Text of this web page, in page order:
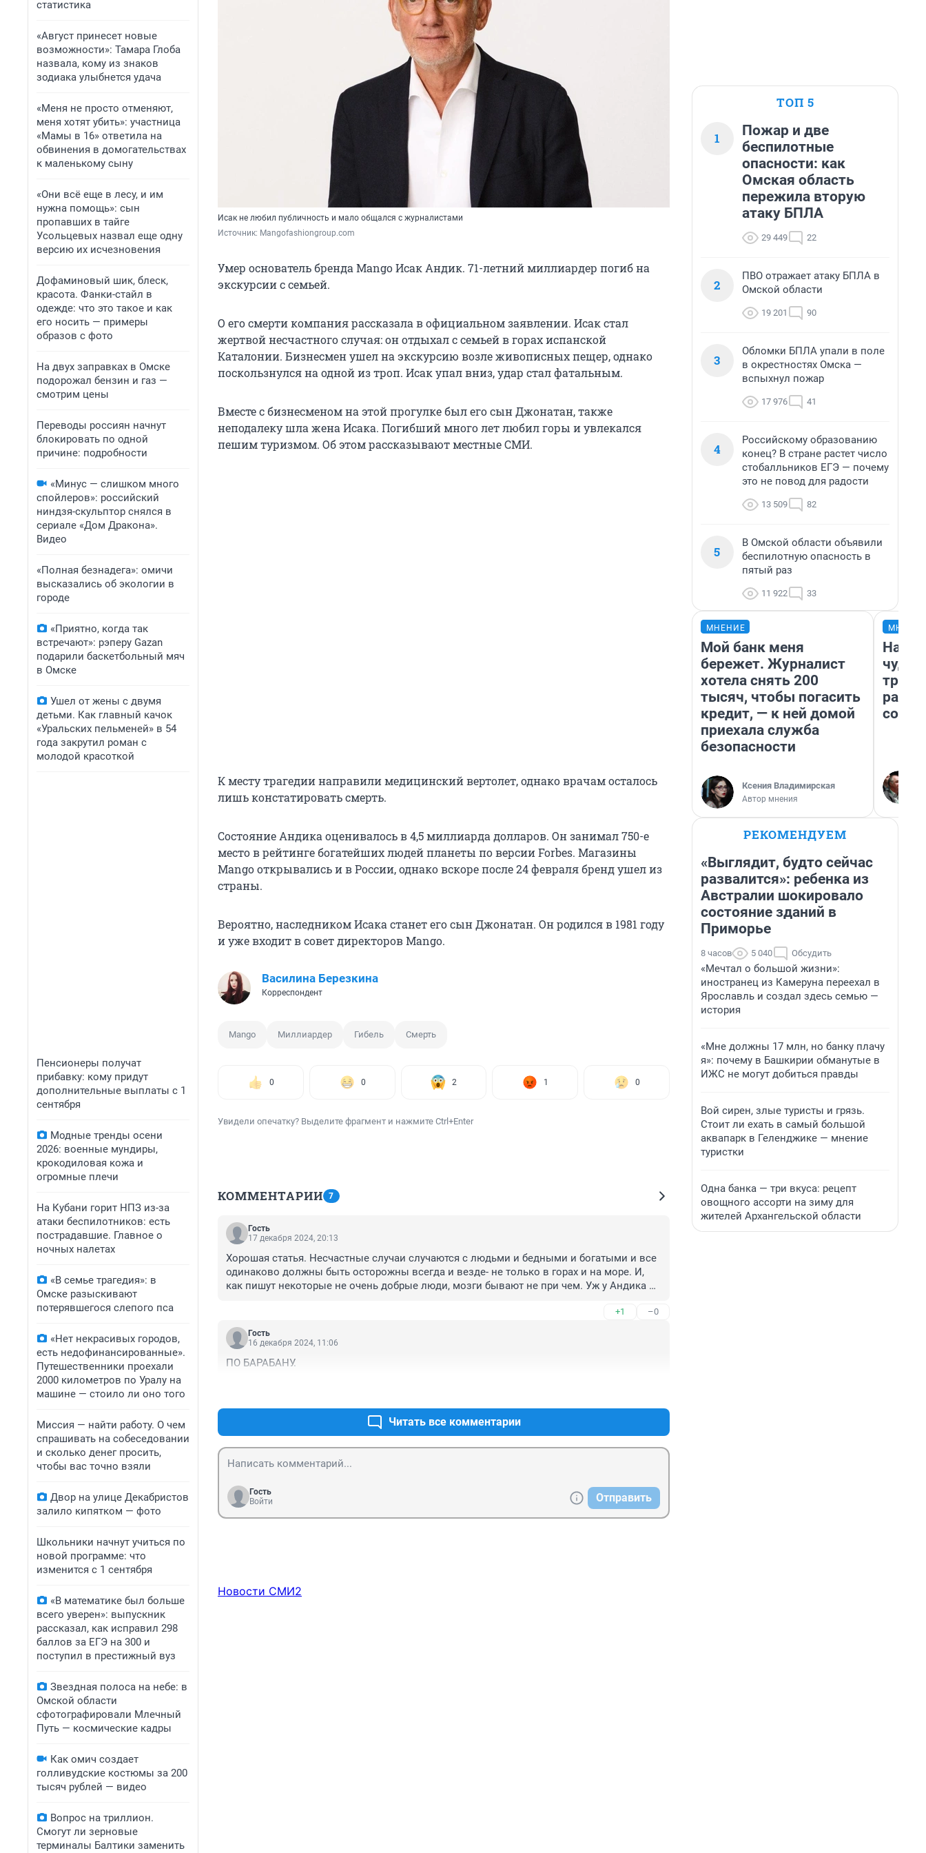
статистика
«Август принесет новые
возможности»: Тамара Глоба
назвала, кому из знаков
зодиака улыбнется удача
«Меня не просто отменяют,
меня хотят убить»: участница
«Мамы в 16» ответила на
обвинения в домогательствах
к маленькому сыну
«Они всё еще в лесу, и им
нужна помощь»: сын
пропавших в тайге
Усольцевых назвал еще одну
версию их исчезновения
Дофаминовый шик, блеск,
красота. Фанки-стайл в
одежде: что это такое и как
его носить — примеры
образов с фото
На двух заправках в Омске
подорожал бензин и газ —
смотрим цены
Переводы россиян начнут
блокировать по одной
причине: подробности
«Минус — слишком много
спойлеров»: российский
ниндзя-скульптор снялся в
сериале «Дом Дракона».
Видео
«Полная безнадега»: омичи
высказались об экологии в
городе
«Приятно, когда так
встречают»: рэперу Gazan
подарили баскетбольный мяч
в Омске
Ушел от жены с двумя
детьми. Как главный качок
«Уральских пельменей» в 54
года закрутил роман с
молодой красоткой
Пенсионеры получат
прибавку: кому придут
дополнительные выплаты с 1
сентября
Модные тренды осени
2026: военные мундиры,
крокодиловая кожа и
огромные плечи
На Кубани горит НПЗ из-за
атаки беспилотников: есть
пострадавшие. Главное о
ночных налетах
«В семье трагедия»: в
Омске разыскивают
потерявшегося слепого пса
«Нет некрасивых городов,
есть недофинансированные».
Путешественники проехали
2000 километров по Уралу на
машине — стоило ли оно того
Миссия — найти работу. О чем
спрашивать на собеседовании
и сколько денег просить,
чтобы вас точно взяли
Двор на улице Декабристов
залило кипятком — фото
Школьники начнут учиться по
новой программе: что
изменится с 1 сентября
«В математике был больше
всего уверен»: выпускник
рассказал, как исправил 298
баллов за ЕГЭ на 300 и
поступил в престижный вуз
Звездная полоса на небе: в
Омской области
сфотографировали Млечный
Путь — космические кадры
Как омич создает
голливудские костюмы за 200
тысяч рублей — видео
Вопрос на триллион.
Смогут ли зерновые
терминалы Балтики заменить
Исак не любил публичность и мало общался с журналистами
Источник: Mangofashiongroup.com
Умер основатель бренда Mango Исак Андик. 71-летний миллиардер погиб на
экскурсии с семьей.
О его смерти компания рассказала в официальном заявлении. Исак стал
жертвой несчастного случая: он отдыхал с семьей в горах испанской
Каталонии. Бизнесмен ушел на экскурсию возле живописных пещер, однако
поскользнулся на одной из троп. Исак упал вниз, удар стал фатальным.
Вместе с бизнесменом на этой прогулке был его сын Джонатан, также
неподалеку шла жена Исака. Погибший много лет любил горы и увлекался
пешим туризмом. Об этом рассказывают местные СМИ.
К месту трагедии направили медицинский вертолет, однако врачам осталось
лишь констатировать смерть.
Состояние Андика оценивалось в 4,5 миллиарда долларов. Он занимал 750-е
место в рейтинге богатейших людей планеты по версии Forbes. Магазины
Mango открывались и в России, однако вскоре после 24 февраля бренд ушел из
страны.
Вероятно, наследником Исака станет его сын Джонатан. Он родился в 1981 году
и уже входит в совет директоров Mango.
Василина Березкина
Корреспондент
Mango Миллиардер Гибель Смерть
0 0 2 1 0
Увидели опечатку? Выделите фрагмент и нажмите Ctrl+Enter
КОММЕНТАРИИ 7
Гость
17 декабря 2024, 20:13
Хорошая статья. Несчастные случаи случаются с людьми и бедными и богатыми и все
одинаково должны быть осторожны всегда и везде- не только в горах и на море. И,
как пишут некоторые не очень добрые люди, мозги бывают не при чем. Уж у Андика
+1 –0
Гость
16 декабря 2024, 11:06
ПО БАРАБАНУ.
Читать все комментарии
Гость
Войти
Отправить
Новости СМИ2
ТОП 5
1
Пожар и две
беспилотные
опасности: как
Омская область
пережила вторую
атаку БПЛА
29 449 22
2
ПВО отражает атаку БПЛА в
Омской области
19 201 90
3
Обломки БПЛА упали в поле
в окрестностях Омска —
вспыхнул пожар
17 976 41
4
Российскому образованию
конец? В стране растет число
стобалльников ЕГЭ — почему
это не повод для радости
13 509 82
5
В Омской области объявили
беспилотную опасность в
пятый раз
11 922 33
МНЕНИЕ
Мой банк меня
бережет. Журналист
хотела снять 200
тысяч, чтобы погасить
кредит, — к ней домой
приехала служба
безопасности
Ксения Владимирская
Автор мнения
РЕКОМЕНДУЕМ
«Выглядит, будто сейчас
развалится»: ребенка из
Австралии шокировало
состояние зданий в
Приморье
8 часов 5 040 Обсудить
«Мечтал о большой жизни»:
иностранец из Камеруна переехал в
Ярославль и создал здесь семью —
история
«Мне должны 17 млн, но банку плачу
я»: почему в Башкирии обманутые в
ИЖС не могут добиться правды
Вой сирен, злые туристы и грязь.
Стоит ли ехать в самый большой
аквапарк в Геленджике — мнение
туристки
Одна банка — три вкуса: рецепт
овощного ассорти на зиму для
жителей Архангельской области